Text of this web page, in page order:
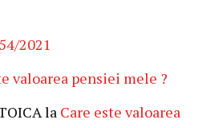
2021
valoarea pensiei mele ?
la Care este valoarea